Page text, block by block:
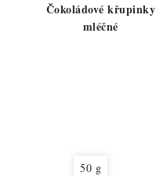
Čokoládové křupinky
mléčné
50 g